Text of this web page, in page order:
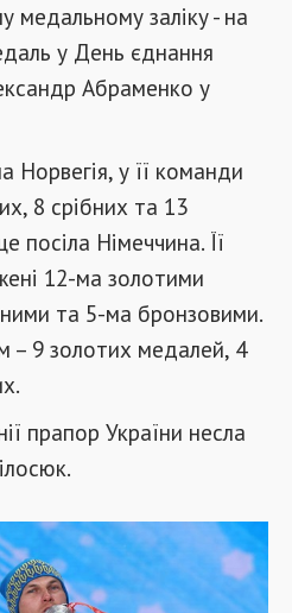
медальному заліку - на
у День єднання
Абраменко у
Норвегія, у її команди
8 срібних та 13
посіла Німеччина. Її
12-ма золотими
та 5-ма бронзовими.
– 9 золотих медалей, 4
прапор України несла